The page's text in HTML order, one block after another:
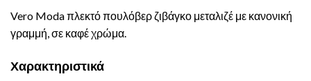
Vero Moda πλεκτό πουλόβερ ζιβάγκο μεταλιζέ με κανονική
γραμμή, σε καφέ χρώμα.
Χαρακτηριστικά